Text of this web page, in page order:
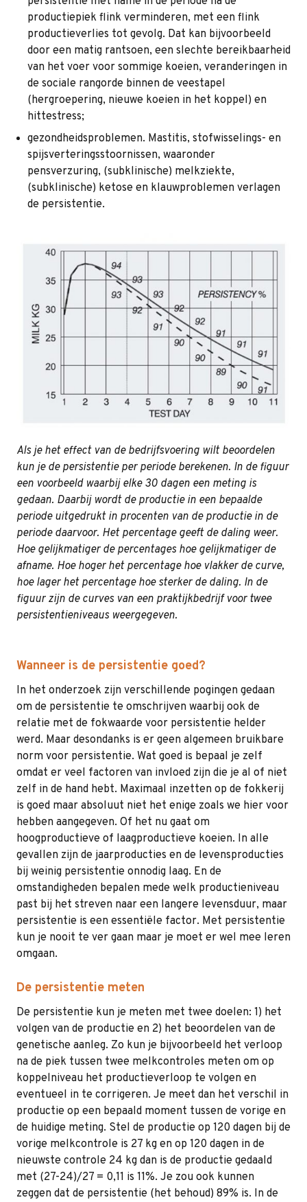
productiepiek flink verminderen, met een flink
productieverlies tot gevolg. Dat kan bijvoorbeeld
door een matig rantsoen, een slechte bereikbaarheid
van het voer voor sommige koeien, veranderingen in
de sociale rangorde binnen de veestapel
(hergroepering, nieuwe koeien in het koppel) en
hittestress;
gezondheidsproblemen. Mastitis, stofwisselings- en
spijsverteringsstoornissen, waaronder
pensverzuring, (subklinische) melkziekte,
(subklinische) ketose en klauwproblemen verlagen
de persistentie.
Als je het effect van de bedrijfsvoering wilt beoordelen
kun je de persistentie per periode berekenen. In de figuur
een voorbeeld waarbij elke 30 dagen een meting is
gedaan. Daarbij wordt de productie in een bepaalde
periode uitgedrukt in procenten van de productie in de
periode daarvoor. Het percentage geeft de daling weer.
Hoe gelijkmatiger de percentages hoe gelijkmatiger de
afname. Hoe hoger het percentage hoe vlakker de curve,
hoe lager het percentage hoe sterker de daling. In de
figuur zijn de curves van een praktijkbedrijf voor twee
persistentieniveaus weergegeven.
Wanneer is de persistentie goed?
In het onderzoek zijn verschillende pogingen gedaan
om de persistentie te omschrijven waarbij ook de
relatie met de fokwaarde voor persistentie helder
werd. Maar desondanks is er geen algemeen bruikbare
norm voor persistentie. Wat goed is bepaal je zelf
omdat er veel factoren van invloed zijn die je al of niet
zelf in de hand hebt. Maximaal inzetten op de fokkerij
is goed maar absoluut niet het enige zoals we hier voor
hebben aangegeven. Of het nu gaat om
hoogproductieve of laagproductieve koeien. In alle
gevallen zijn de jaarproducties en de levensproducties
bij weinig persistentie onnodig laag. En de
omstandigheden bepalen mede welk productieniveau
past bij het streven naar een langere levensduur, maar
persistentie is een essentiële factor. Met persistentie
kun je nooit te ver gaan maar je moet er wel mee leren
omgaan.
De persistentie meten
De persistentie kun je meten met twee doelen: 1) het
volgen van de productie en 2) het beoordelen van de
genetische aanleg. Zo kun je bijvoorbeeld het verloop
na de piek tussen twee melkcontroles meten om op
koppelniveau het productieverloop te volgen en
eventueel in te corrigeren. Je meet dan het verschil in
productie op een bepaald moment tussen de vorige en
de huidige meting. Stel de productie op 120 dagen bij de
vorige melkcontrole is 27 kg en op 120 dagen in de
nieuwste controle 24 kg dan is de productie gedaald
met (27-24)/27 = 0,11 is 11%. Je zou ook kunnen
zeggen dat de persistentie (het behoud) 89% is. In de